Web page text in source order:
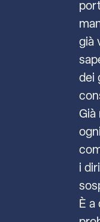
già
dei
Già
i
È a